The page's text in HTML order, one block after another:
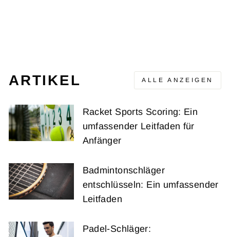
ARTIKEL ALLE ANZEIGEN
Racket Sports Scoring: Ein
umfassender Leitfaden für
Anfänger
Badmintonschläger
entschlüsseln: Ein umfassender
Leitfaden
Padel-Schläger: